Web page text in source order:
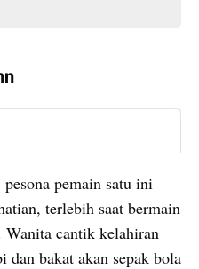
pemain satu ini
terlebih saat bermain
cantik kelahiran
bakat akan sepak bola